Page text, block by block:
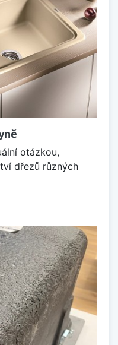
otázkou,
dřezů různých